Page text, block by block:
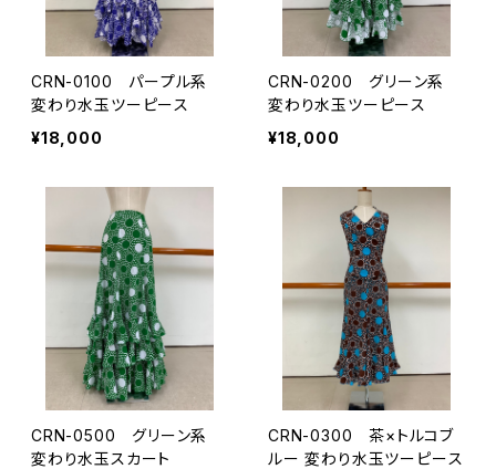
CRN-0100 パープル系
変わり水玉ツーピース
¥18,000
CRN-0200 グリーン系
変わり水玉ツーピース
¥18,000
CRN-0500 グリーン系
変わり水玉スカート
CRN-0300 茶×トルコブ
ルー 変わり水玉ツーピース